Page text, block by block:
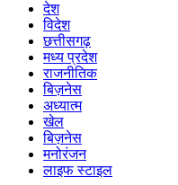
देश
विदेश
छत्तीसगढ़
मध्य प्रदेश
राजनीतिक
बिज़नेस
अध्यात्म
खेल
बिज़नेस
मनोरंजन
लाइफ स्टाइल